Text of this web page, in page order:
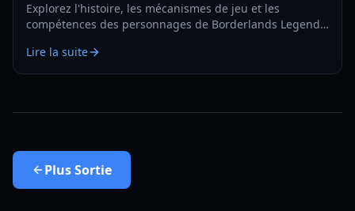
Explorez l'histoire, les mécanismes de jeu et les
compétences des personnages de Borderlands Legends,
comment accéder à cette pépite perdue en 2026.
Lire la suite
PlusSortie